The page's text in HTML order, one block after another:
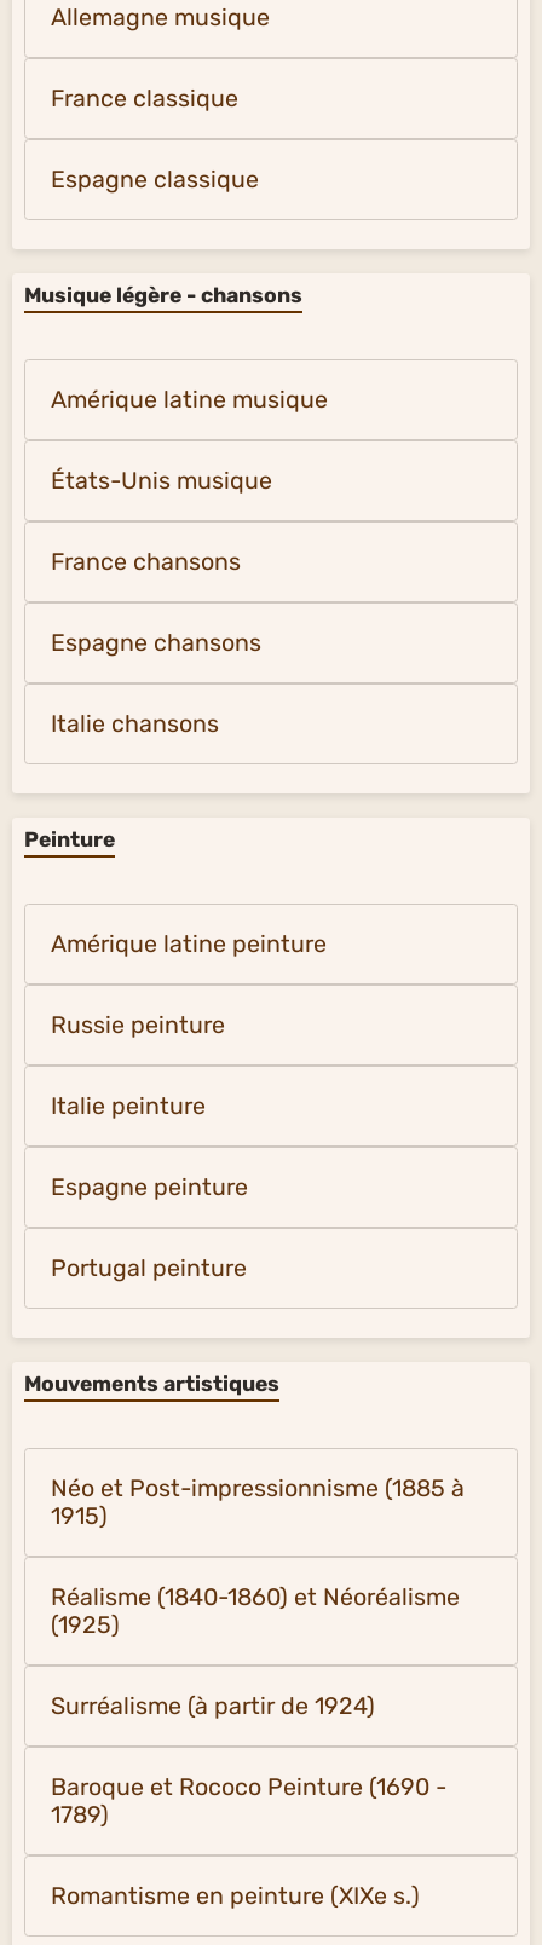
Allemagne musique
France classique
Espagne classique
Musique légère - chansons
Amérique latine musique
États-Unis musique
France chansons
Espagne chansons
Italie chansons
Peinture
Amérique latine peinture
Russie peinture
Italie peinture
Espagne peinture
Portugal peinture
Mouvements artistiques
Néo et Post-impressionnisme (1885 à
1915)
Réalisme (1840-1860) et Néoréalisme
(1925)
Surréalisme (à partir de 1924)
Baroque et Rococo Peinture (1690 -
1789)
Romantisme en peinture (XIXe s.)